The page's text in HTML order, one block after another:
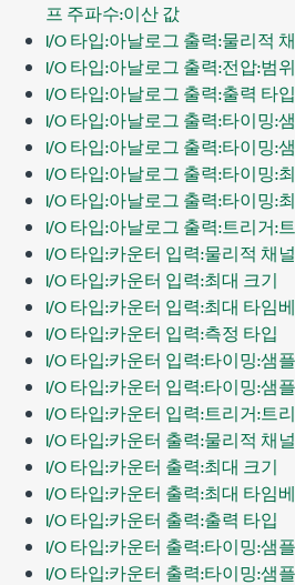
프 주파수:이산 값
I/O 타입:아날로그 출력:물리적
I/O 타입:아날로그 출력:전압:범위
I/O 타입:아날로그 출력:출력 타입
I/O 타입:아날로그 출력:타이밍:
I/O 타입:아날로그 출력:타이밍:
I/O 타입:아날로그 출력:타이밍:
I/O 타입:아날로그 출력:타이밍:
I/O 타입:아날로그 출력:트리거:
I/O 타입:카운터 입력:물리적 채널
I/O 타입:카운터 입력:최대 크기
I/O 타입:카운터 입력:최대 타임
I/O 타입:카운터 입력:측정 타입
I/O 타입:카운터 입력:타이밍:샘
I/O 타입:카운터 입력:타이밍:샘
I/O 타입:카운터 입력:트리거:트
I/O 타입:카운터 출력:물리적 채널
I/O 타입:카운터 출력:최대 크기
I/O 타입:카운터 출력:최대 타임
I/O 타입:카운터 출력:출력 타입
I/O 타입:카운터 출력:타이밍:샘
I/O 타입:카운터 출력:타이밍:샘